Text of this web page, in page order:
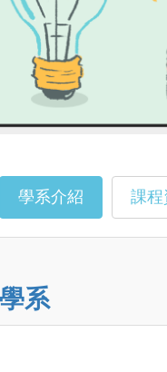
學系介紹 課程
系